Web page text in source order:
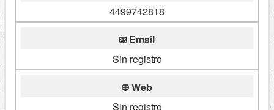
4499742818
Email
Sin registro
Web
Sin registro